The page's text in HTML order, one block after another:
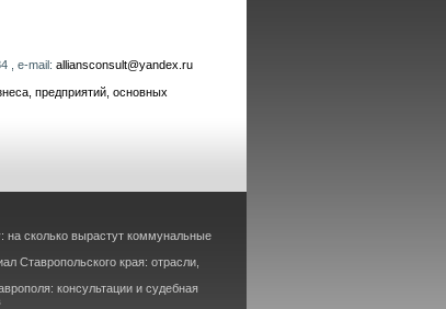
, e-mail: alliansconsult@yandex.ru
предприятий, основных
сколько вырастут коммунальные
Ставропольского края: отрасли,
консультации и судебная